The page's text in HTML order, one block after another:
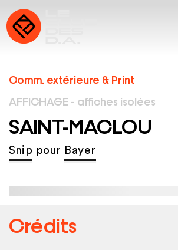
Comm. extérieure & Print
AFFICHAGE - affiches isolées
SAINT-MACLOU
Snip pour Bayer
Crédits